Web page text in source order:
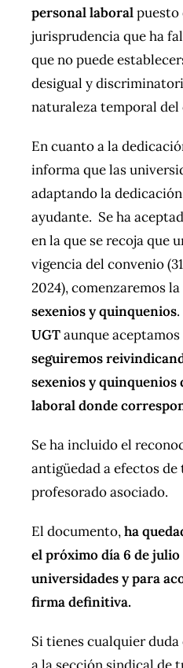
personal laboralpuesto
jurisprudencia que ha
que no puede
desigual y
naturaleza temporal
En cuanto a la
informa que las
adaptando la
ayudante. Se ha
en la que se recoja que
vigencia del convenio
2024), comenzaremos
sexenios y quinquenios
UGTaunque
seguiremos
sexenios y quinquenios
laboral donde
Se ha incluido el
antigüedad a efectos
profesorado asociado.
El documento,ha
el próximo día 6 de julio
universidades y para
firma definitiva.
Si tienes cualquier